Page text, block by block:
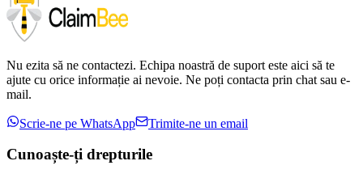
Nu ezita să ne contactezi. Echipa noastră de suport este aici să te
ajute cu orice informație ai nevoie. Ne poți contacta prin chat sau e-
mail.
Scrie-ne pe WhatsApp Trimite-ne un email
Cunoaște-ți drepturile